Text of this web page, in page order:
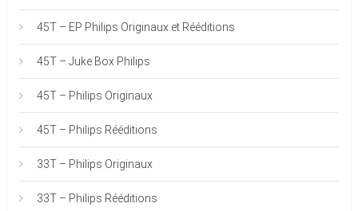
45T – EP Philips Originaux et Rééditions
45T – Juke Box Philips
45T – Philips Originaux
45T – Philips Rééditions
33T – Philips Originaux
33T – Philips Rééditions